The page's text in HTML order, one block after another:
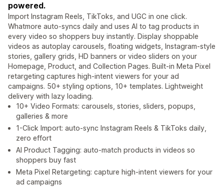
powered.
Import Instagram Reels, TikToks, and UGC in one click.
Whatmore auto-syncs daily and uses AI to tag products in
every video so shoppers buy instantly. Display shoppable
videos as autoplay carousels, floating widgets, Instagram-style
stories, gallery grids, HD banners or video sliders on your
Homepage, Product, and Collection Pages. Built-in Meta Pixel
retargeting captures high-intent viewers for your ad
campaigns. 50+ styling options, 10+ templates. Lightweight
delivery with lazy loading.
10+ Video Formats: carousels, stories, sliders, popups,
galleries & more
1-Click Import: auto-sync Instagram Reels & TikToks daily,
zero effort
AI Product Tagging: auto-match products in videos so
shoppers buy fast
Meta Pixel Retargeting: capture high-intent viewers for your
ad campaigns